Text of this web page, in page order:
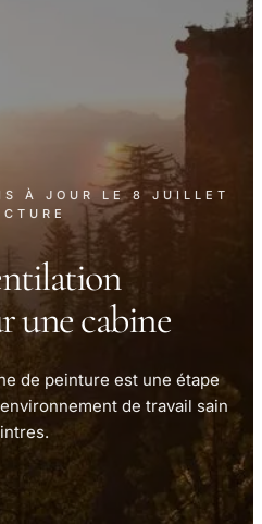
À JOUR LE 8 JUILLET
une cabine
de peinture est une étape
de travail sain